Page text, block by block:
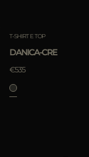
T-SHIRT E TOP
DANICA-CRE
€535